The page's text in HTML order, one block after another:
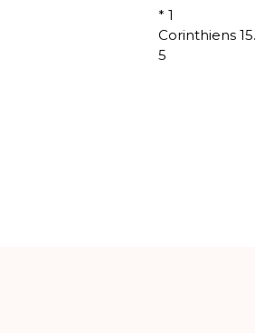
* 1
Corinthiens
5